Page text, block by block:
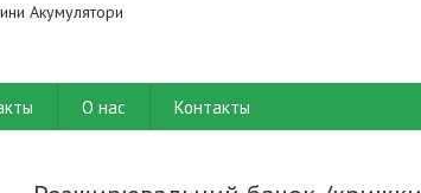
Акумулятори
О нас Контакты